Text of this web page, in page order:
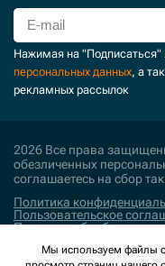
Нажимая на "Подписаться"
персональных данных, а
рекламных рассылок
2026 Все права
обезличенных
соглашаетесь на сбор
Политика
Пользовательское
Политика обработки
Мы используем файлы